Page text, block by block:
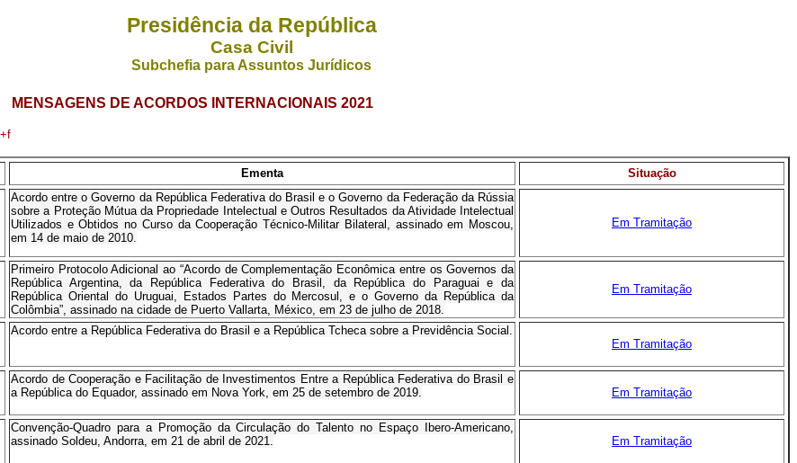
Presidência da República
Casa Civil
Subchefia para Assuntos Jurídicos
MENSAGENS DE ACORDOS INTERNACIONAIS 2021
Ementa Situação
Acordo entre o Governo da República Federativa do Brasil e o Governo da Federação da Rússia
sobre a Proteção Mútua da Propriedade Intelectual e Outros Resultados da Atividade Intelectual
Utilizados e Obtidos no Curso da Cooperação Técnico-Militar Bilateral, assinado em Moscou,
em 14 de maio de 2010.
Em Tramitação
Primeiro Protocolo Adicional ao “Acordo de Complementação Econômica entre os Governos da
República Argentina, da República Federativa do Brasil, da República do Paraguai e da
República Oriental do Uruguai, Estados Partes do Mercosul, e o Governo da República da
Colômbia”, assinado na cidade de Puerto Vallarta, México, em 23 de julho de 2018.
Em Tramitação
Acordo entre a República Federativa do Brasil e a República Tcheca sobre a Previdência Social.
Em Tramitação
Acordo de Cooperação e Facilitação de Investimentos Entre a República Federativa do Brasil e
a República do Equador, assinado em Nova York, em 25 de setembro de 2019.
Em Tramitação
Convenção-Quadro para a Promoção da Circulação do Talento no Espaço Ibero-Americano,
assinado Soldeu, Andorra, em 21 de abril de 2021.
Em Tramitação